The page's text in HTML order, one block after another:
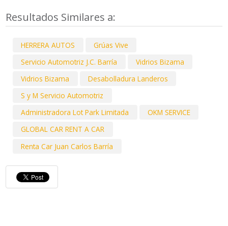
Resultados Similares a:
HERRERA AUTOS
Grúas Vive
Servicio Automotriz J.C. Barría
Vidrios Bizama
Vidrios Bizama
Desabolladura Landeros
S y M Servicio Automotriz
Administradora Lot Park Limitada
OKM SERVICE
GLOBAL CAR RENT A CAR
Renta Car Juan Carlos Barría